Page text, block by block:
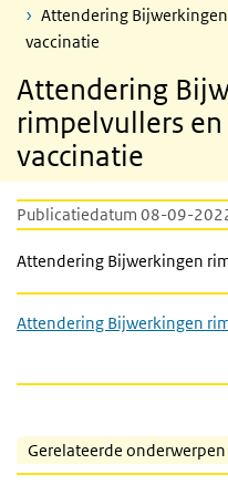
Attendering
vaccinatie
Attendering
rimpelvullers en
vaccinatie
Publicatiedatum 08-09-
Attendering Bijwerkingen
Attendering Bijwerkingen
Gerelateerde onderwerpen